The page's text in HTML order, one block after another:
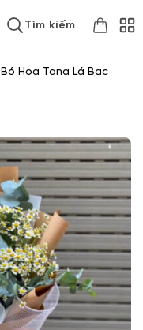
Tìm kiếm
Bó Hoa Tana Lá Bạc